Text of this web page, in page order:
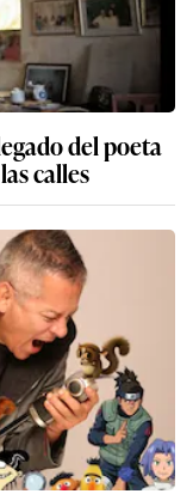
del poeta
calles